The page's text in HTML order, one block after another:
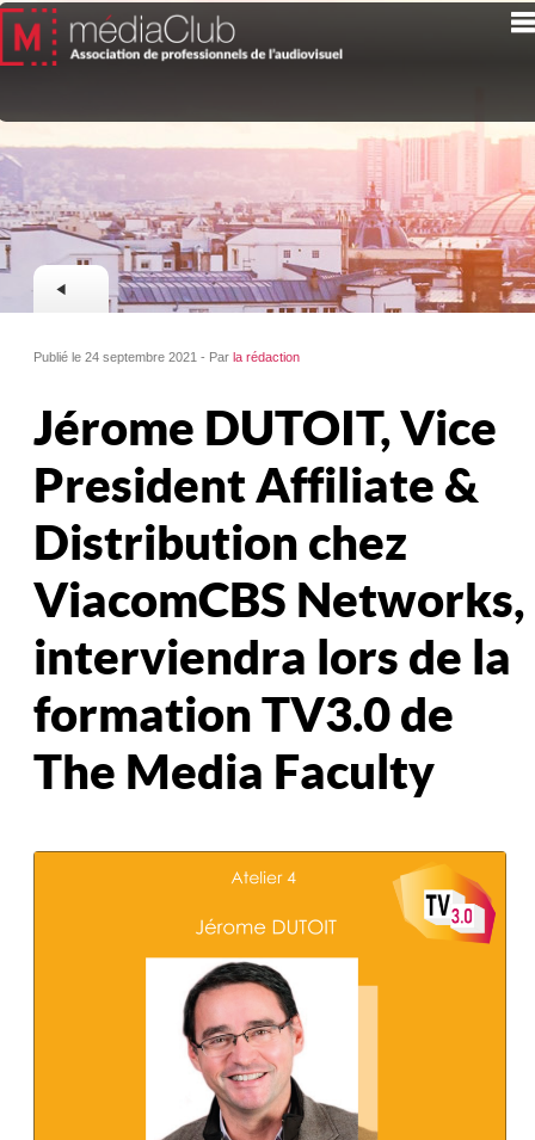
Publié le 24 septembre 2021 - Parla rédaction
Jérome DUTOIT, Vice
President Affiliate &
Distribution chez
ViacomCBS Networks,
interviendra lors de la
formation TV3.0 de
The Media Faculty